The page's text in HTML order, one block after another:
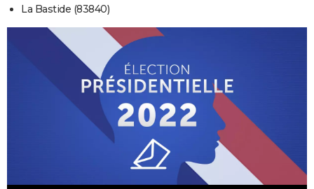
La Bastide (83840)